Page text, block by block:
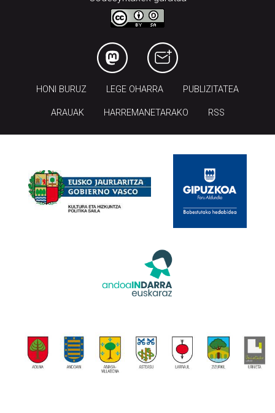
HONI BURUZ LEGE OHARRA PUBLIZITATEA
ARAUAK HARREMANETARAKO RSS